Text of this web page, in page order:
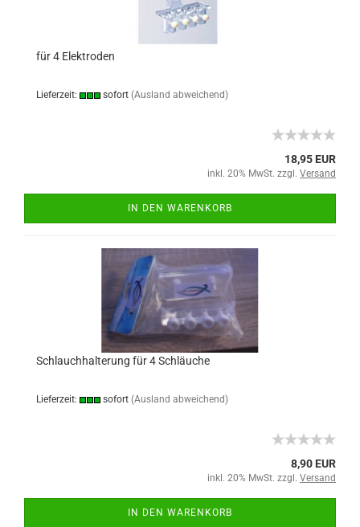
für 4 Elektroden
Lieferzeit: sofort (Ausland abweichend)
18,95 EUR
inkl. 20% MwSt. zzgl. Versand
IN DEN WARENKORB
Schlauchhalterung für 4 Schläuche
Lieferzeit: sofort (Ausland abweichend)
8,90 EUR
inkl. 20% MwSt. zzgl. Versand
IN DEN WARENKORB